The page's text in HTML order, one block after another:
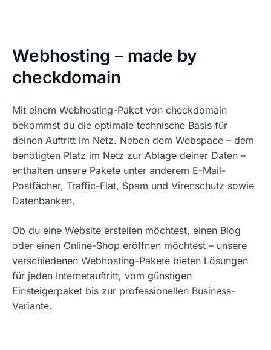
Webhosting – made by
checkdomain
Mit einem Webhosting-Paket von checkdomain
bekommst du die optimale technische Basis für
deinen Auftritt im Netz. Neben dem Webspace – dem
benötigten Platz im Netz zur Ablage deiner Daten –
enthalten unsere Pakete unter anderem E-Mail-
Postfächer, Traffic-Flat, Spam und Virenschutz sowie
Datenbanken.
Ob du eine Website erstellen möchtest, einen Blog
oder einen Online-Shop eröffnen möchtest – unsere
verschiedenen Webhosting-Pakete bieten Lösungen
für jeden Internetauftritt, vom günstigen
Einsteigerpaket bis zur professionellen Business-
Variante.